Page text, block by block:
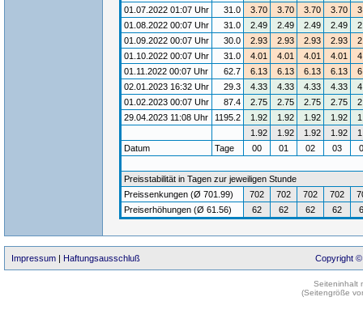
01.07.2022 01:07 Uhr
31.0 3.70 3.70 3.70 3.70
01.08.2022 00:07 Uhr
31.0 2.49 2.49 2.49 2.49
01.09.2022 00:07 Uhr
30.0 2.93 2.93 2.93 2.93
01.10.2022 00:07 Uhr
31.0 4.01 4.01 4.01 4.01
01.11.2022 00:07 Uhr
62.7 6.13 6.13 6.13 6.13
02.01.2023 16:32 Uhr
29.3 4.33 4.33 4.33 4.33
01.02.2023 00:07 Uhr
87.4 2.75 2.75 2.75 2.75
29.04.2023 11:08 Uhr
1195.2 1.92 1.92 1.92 1.92
1.92
1.92 1.92 1.92
Datum
Tage 00 01 02 03
Preisstabilität in Tagen zur jeweiligen Stunde
Preissenkungen (Ø 701.99)
702 702 702 702
Preiserhöhungen (Ø 61.56)
62 62 62 62
Impressum | Haftungsausschluß Copyright ©
Seiteninhalt
(Seitengröße